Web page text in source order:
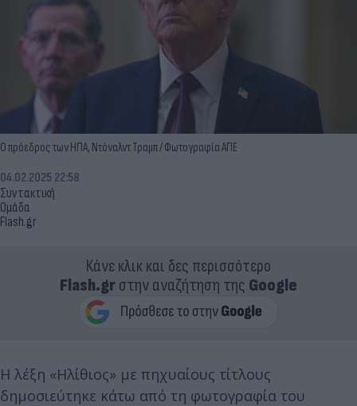
Ο πρόεδρος των ΗΠΑ, Ντόναλντ Τραμπ / Φωτογραφία ΑΠΕ
Συντακτική
Ομάδα
Flash.gr
04.02.2025 22:58
Κάνε κλικ και δες περισσότερο
Flash.grστην αναζήτηση της Google
Η λέξη «Ηλίθιος» με πηχυαίους τίτλους
δημοσιεύτηκε κάτω από τη φωτογραφία του